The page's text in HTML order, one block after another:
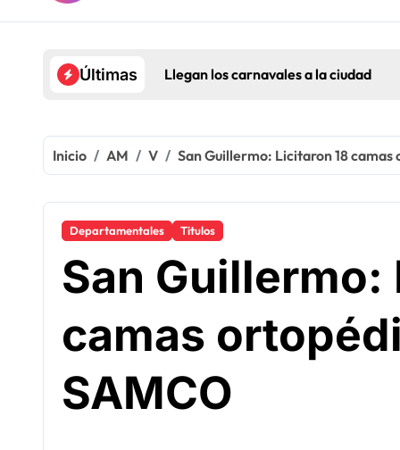
Últimas Llegan los carnavales a la ciudad
Inicio AM V San Guillermo: Licitaron 18
Departamentales Titulos
San Guillermo:
camas
SAMCO